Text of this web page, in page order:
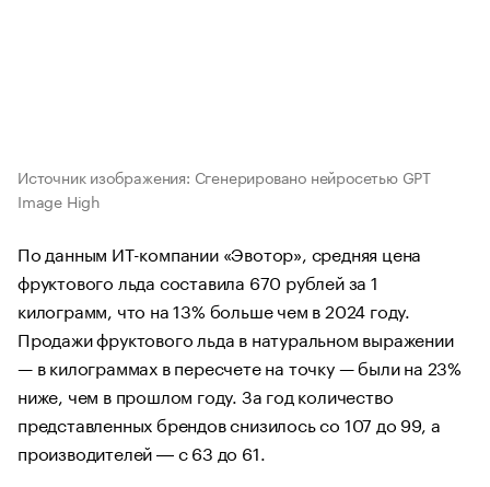
Источник изображения: Сгенерировано нейросетью GPT
Image High
По данным ИТ-компании «Эвотор», средняя цена
фруктового льда составила 670 рублей за 1
килограмм, что на 13% больше чем в 2024 году.
Продажи фруктового льда в натуральном выражении
— в килограммах в пересчете на точку — были на 23%
ниже, чем в прошлом году. За год количество
представленных брендов снизилось со 107 до 99, а
производителей ― с 63 до 61.